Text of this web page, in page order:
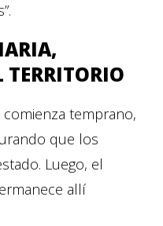
TERRITORIO
temprano,
que los
Luego, el
allí